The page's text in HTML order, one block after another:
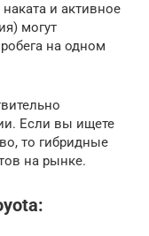
и активное
могут
на одном
Если вы ищете
то гибридные
на рынке.